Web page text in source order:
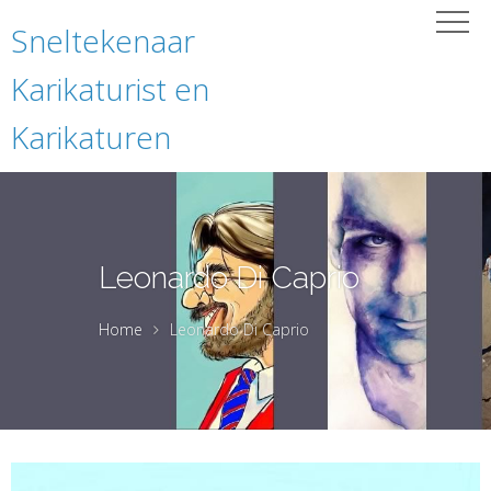
Sneltekenaar
Karikaturist en
Karikaturen
Leonardo Di Caprio
Home Leonardo Di Caprio